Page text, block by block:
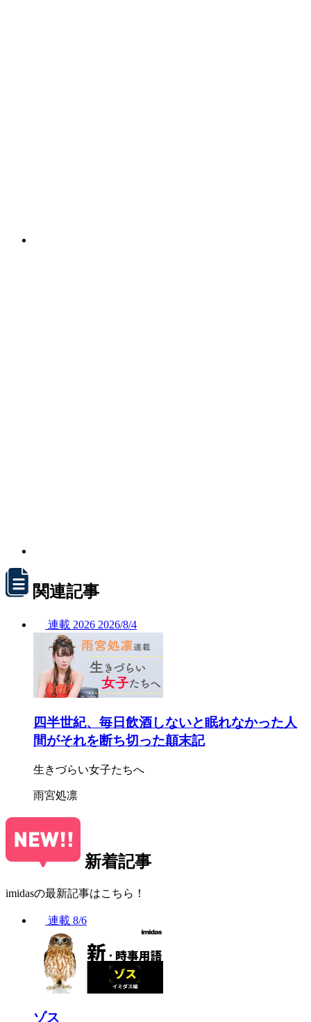
関連記事
連載 2026 2026/8/4
四半世紀、毎日飲酒しないと眠れなかった人
間がそれを断ち切った顛末記
生きづらい女子たちへ
雨宮処凛
新着記事
imidasの最新記事はこちら！
連載 8/6
ゾス